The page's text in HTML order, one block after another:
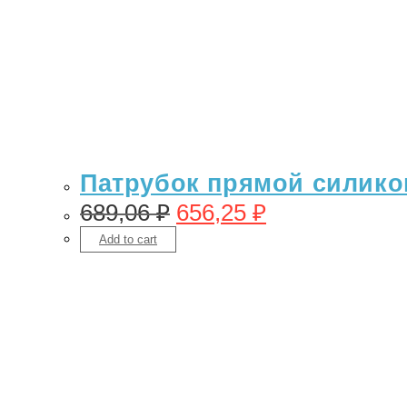
Патрубок прямой
689,06₽ 656,25 ₽
Add to cart